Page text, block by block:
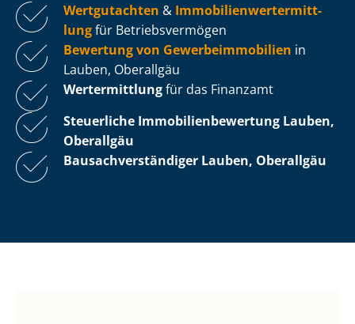
Wertgutachten & Im­mo­bi­li­en­wert­ermitt­
lungfür Be­triebs­ver­mö­gen
Bewertung von Ge­wer­be­im­mo­bi­li­en in
Lauben, Oberallgäu
Wertermittlungfür das Finanzamt
Steuerliche Im­mo­bi­li­en­be­wer­tung Lauben,
Oberallgäu
Bau­sach­ver­stän­di­ger Lauben, Oberallgäu